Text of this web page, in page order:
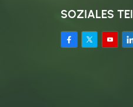
SOZIALES